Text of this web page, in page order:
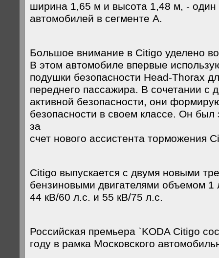
ширина 1,65 м и высота 1,48 м, - один
автомобилей в сегменте А.
Большое внимание в Citigo уделено
В этом автомобиле впервые
подушки безопасности Head-Thorax
переднего пассажира. В сочетании с
активной безопасности, они
безопасности в своем классе. Он был
за
счет нового ассистента торможения
Citigo выпускается с двумя новыми
бензиновыми двигателями объемом
44 кВ/60 л.с. и 55 кВ/75 л.с.
Российская премьера `KODA Citigo
году в рамка Московского